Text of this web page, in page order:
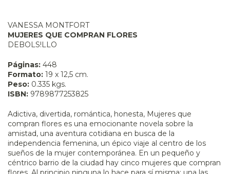
VANESSA MONTFORT
MUJERES QUE COMPRAN FLORES
DEBOLS!LLO
Páginas: 448
Formato: 19 x 12,5 cm.
Peso: 0.335 kgs.
ISBN: 9789877253825
Adictiva, divertida, romántica, honesta, Mujeres que
compran flores es una emocionante novela sobre la
amistad, una aventura cotidiana en busca de la
independencia femenina, un épico viaje al centro de los
sueños de la mujer contemporánea. En un pequeño y
céntrico barrio de la ciudad hay cinco mujeres que compran